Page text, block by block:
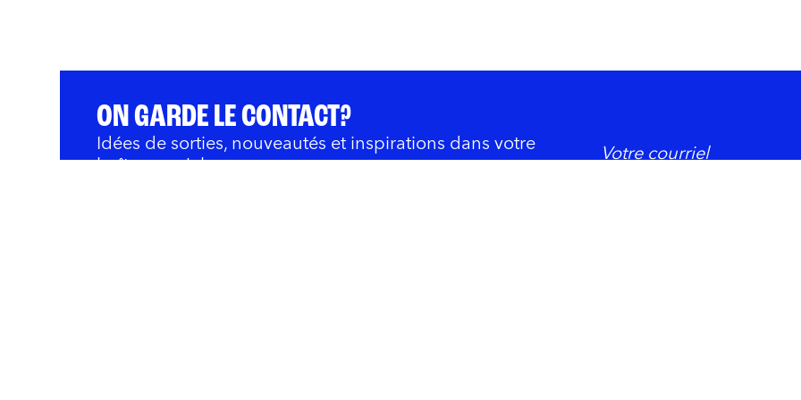
ON GARDE LE CONTACT?
Idées de sorties, nouveautés et inspirations dans votre
boîte courriel.